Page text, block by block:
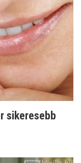
sikeresebb